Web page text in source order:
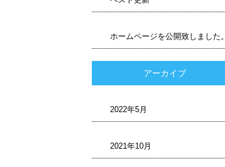
ホームページを公開致しました。
アーカイブ
2022年5月
2021年10月